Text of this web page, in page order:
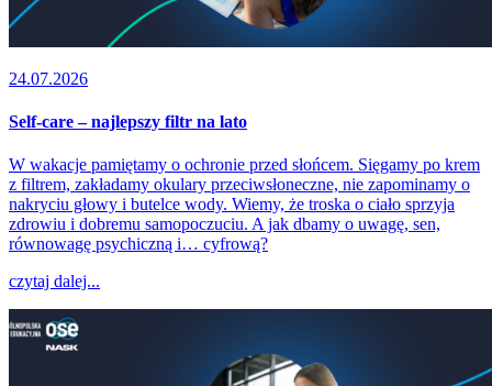
24.07.2026
Self-care – najlepszy filtr na lato
W wakacje pamiętamy o ochronie przed słońcem. Sięgamy po krem
z filtrem, zakładamy okulary przeciwsłoneczne, nie zapominamy o
nakryciu głowy i butelce wody. Wiemy, że troska o ciało sprzyja
zdrowiu i dobremu samopoczuciu. A jak dbamy o uwagę, sen,
równowagę psychiczną i… cyfrową?
czytaj dalej...